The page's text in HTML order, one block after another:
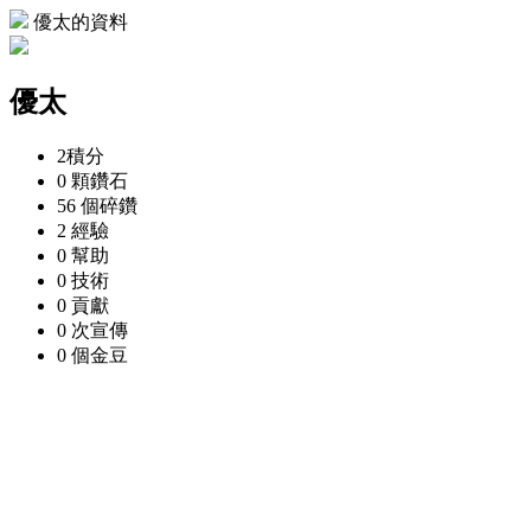
優太的資料
優太
2積分
0 顆鑽石
56 個碎鑽
2 經驗
0 幫助
0 技術
0 貢獻
0 次宣傳
0 個金豆